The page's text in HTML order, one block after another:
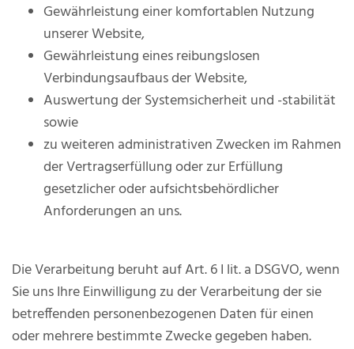
Gewährleistung einer komfortablen Nutzung
unserer Website,
Gewährleistung eines reibungslosen
Verbindungsaufbaus der Website,
Auswertung der Systemsicherheit und -stabilität
sowie
zu weiteren administrativen Zwecken im Rahmen
der Vertragserfüllung oder zur Erfüllung
gesetzlicher oder aufsichtsbehördlicher
Anforderungen an uns.
Die Verarbeitung beruht auf Art. 6 I lit. a DSGVO, wenn
Sie uns Ihre Einwilligung zu der Verarbeitung der sie
betreffenden personenbezogenen Daten für einen
oder mehrere bestimmte Zwecke gegeben haben.